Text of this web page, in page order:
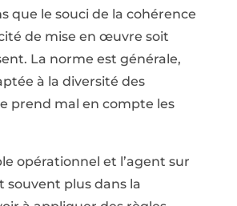
que le souci de la cohérence
de mise en œuvre soit
La norme est générale,
à la diversité des
prend mal en compte les
opérationnel et l’agent sur
souvent plus dans la